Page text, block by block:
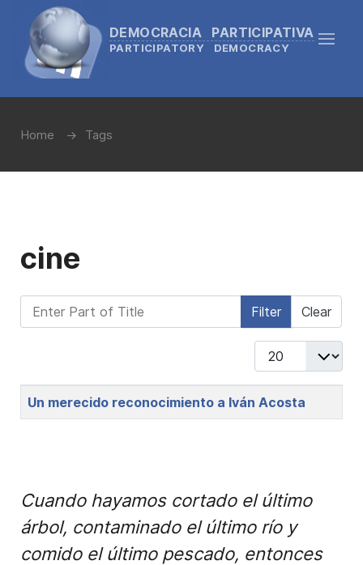
DEMOCRACIA PARTICIPATIVA
PARTICIPATORY DEMOCRACY
Home Tags
cine
Enter Part of Title Filter Clear
Display #
Title
Un merecido reconocimiento a Iván Acosta
Cuando hayamos cortado el último
árbol, contaminado el último río y
comido el último pescado, entonces